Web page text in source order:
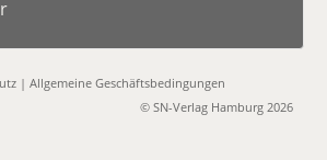
|Allgemeine Geschäftsbedingungen
© SN-Verlag Hamburg 2026